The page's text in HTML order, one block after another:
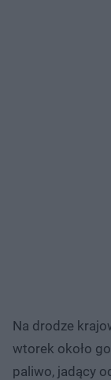
Na drodze
wtorek około
paliwo, jadący